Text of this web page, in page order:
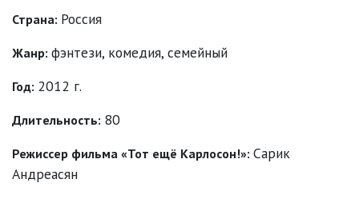
Страна: Россия
Жанр: фэнтези, комедия, семейный
Год: 2012 г.
Длительность: 80
Режиссер фильма «Тот ещё Карлосон!»: Сарик
Андреасян